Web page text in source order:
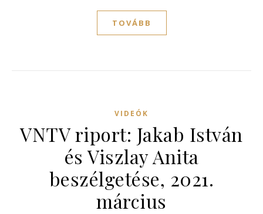
TOVÁBB
VIDEÓK
VNTV riport: Jakab István
és Viszlay Anita
beszélgetése, 2021.
március